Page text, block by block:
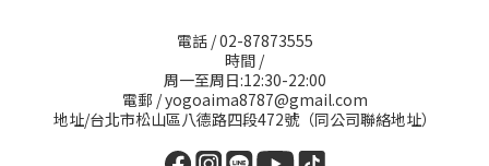
電話 / 02-87873555
時間 /
周一至周日:12:30-22:00
電郵 / yogoaima8787@gmail.com
地址/台北市松山區八德路四段472號（同公司聯絡地址）